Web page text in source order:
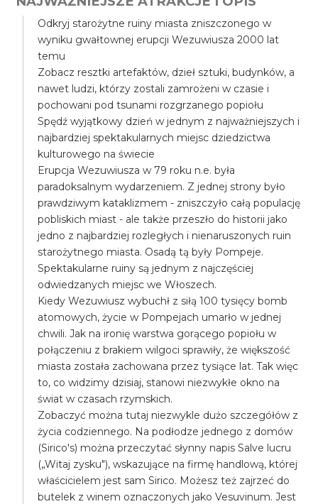
Odkryj starożytne ruiny miasta zniszczonego w
wyniku gwałtownej erupcji Wezuwiusza 2000 lat
temu
Zobacz resztki artefaktów, dzieł sztuki, budynków, a
nawet ludzi, którzy zostali zamrożeni w czasie i
pochowani pod tsunami rozgrzanego popiołu
Spędź wyjątkowy dzień w jednym z najważniejszych i
najbardziej spektakularnych miejsc dziedzictwa
kulturowego na świecie
Erupcja Wezuwiusza w 79 roku n.e. była
paradoksalnym wydarzeniem. Z jednej strony było
prawdziwym kataklizmem - zniszczyło całą populację
pobliskich miast - ale także przeszło do historii jako
jedno z najbardziej rozległych i nienaruszonych ruin
starożytnego miasta. Osadą tą były Pompeje.
Spektakularne ruiny są jednym z najczęściej
odwiedzanych miejsc we Włoszech.
Kiedy Wezuwiusz wybuchł z siłą 100 tysięcy bomb
atomowych, życie w Pompejach umarło w jednej
chwili. Jak na ironię warstwa gorącego popiołu w
połączeniu z brakiem wilgoci sprawiły, że większość
miasta została zachowana przez tysiące lat. Tak więc
to, co widzimy dzisiaj, stanowi niezwykłe okno na
świat w czasach rzymskich.
Zobaczyć można tutaj niezwykle dużo szczegółów z
życia codziennego. Na podłodze jednego z domów
(Sirico's) można przeczytać słynny napis Salve lucru
(„Witaj zysku"), wskazujące na firmę handlową, której
właścicielem jest sam Sirico. Możesz też zajrzeć do
butelek z winem oznaczonych jako Vesuvinum. Jest